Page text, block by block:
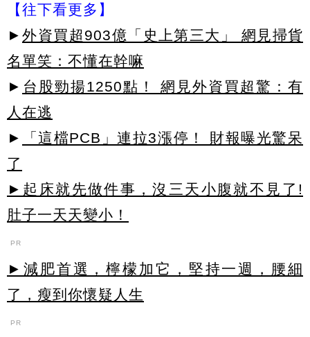
【往下看更多】
► 外資買超903億「史上第三大」 網見掃貨
名單笑：不懂在幹嘛
► 台股勁揚1250點！ 網見外資買超驚：有
人在逃
►
「這檔PCB」連拉3漲停！ 財報曝光驚呆
了
►起床就先做件事，沒三天小腹就不見了!
肚子一天天變小！
PR
►減肥首選，檸檬加它，堅持一週，腰細
了，瘦到你懷疑人生
PR